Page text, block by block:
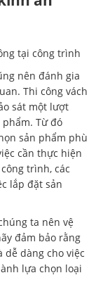
tại công trình
nên đánh gia
Thi công vách
sát một lượt
Từ đó
sản phẩm phù
cần thực hiện
trình, các
lắp đặt sản
ta nên vệ
đảm bảo rằng
dễ dàng cho việc
lựa chọn loại